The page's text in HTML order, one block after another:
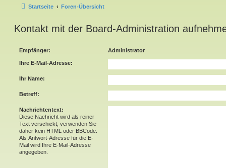
Startseite Foren-Übersicht
Kontakt mit der Board-Administration
Empfänger: Administrator
Ihre E-Mail-Adresse:
Ihr Name:
Betreff:
Nachrichtentext:
Diese Nachricht wird als reiner
Text verschickt, verwenden Sie
daher kein HTML oder BBCode.
Als Antwort-Adresse für die E-
Mail wird Ihre E-Mail-Adresse
angegeben.